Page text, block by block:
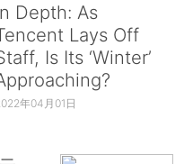
Depth: As
Lays Off
Is Its ‘Winter’
年04月01日